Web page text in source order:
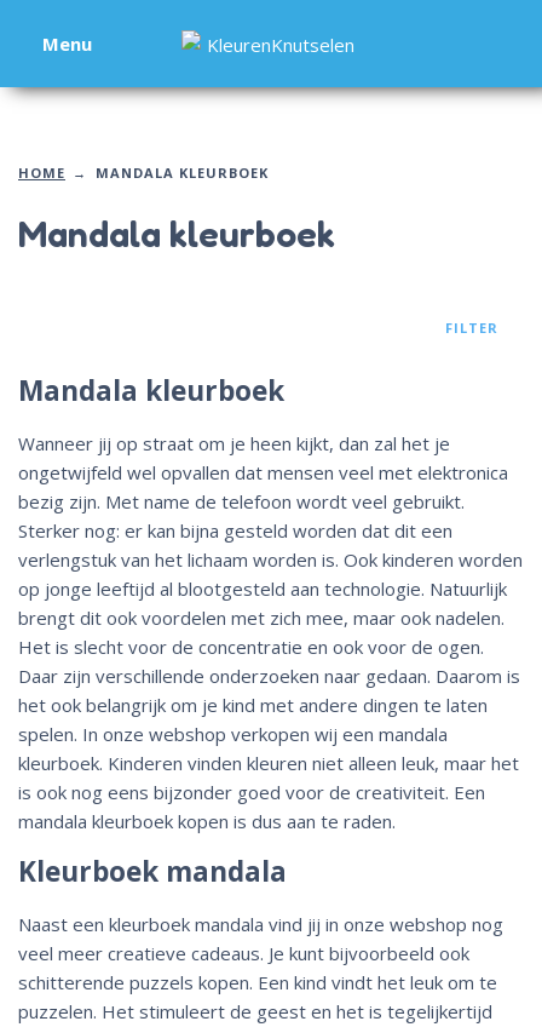
Menu
HOME MANDALA KLEURBOEK
Mandala kleurboek
FILTER
Mandala kleurboek
Wanneer jij op straat om je heen kijkt, dan zal het je
ongetwijfeld wel opvallen dat mensen veel met elektronica
bezig zijn. Met name de telefoon wordt veel gebruikt.
Sterker nog: er kan bijna gesteld worden dat dit een
verlengstuk van het lichaam worden is. Ook kinderen worden
op jonge leeftijd al blootgesteld aan technologie. Natuurlijk
brengt dit ook voordelen met zich mee, maar ook nadelen.
Het is slecht voor de concentratie en ook voor de ogen.
Daar zijn verschillende onderzoeken naar gedaan. Daarom is
het ook belangrijk om je kind met andere dingen te laten
spelen. In onze webshop verkopen wij een mandala
kleurboek. Kinderen vinden kleuren niet alleen leuk, maar het
is ook nog eens bijzonder goed voor de creativiteit. Een
mandala kleurboek kopen is dus aan te raden.
Kleurboek mandala
Naast een kleurboek mandala vind jij in onze webshop nog
veel meer creatieve cadeaus. Je kunt bijvoorbeeld ook
schitterende puzzels kopen. Een kind vindt het leuk om te
puzzelen. Het stimuleert de geest en het is tegelijkertijd